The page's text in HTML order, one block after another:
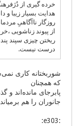
خرده گیری از
هدایت بسیار زیبا و
روزگار ناآگاهیِ
از پیوند زناشویی
ریختن چیزی سپند
درست نیست.
شوربختانه کاری
که همچنان
پابرجای مانده‌اند
جانوران را هم
:e303: